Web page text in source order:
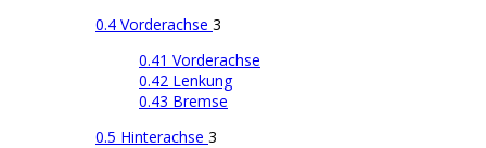
0.4 Vorderachse 3
0.41 Vorderachse
0.42 Lenkung
0.43 Bremse
0.5 Hinterachse 3